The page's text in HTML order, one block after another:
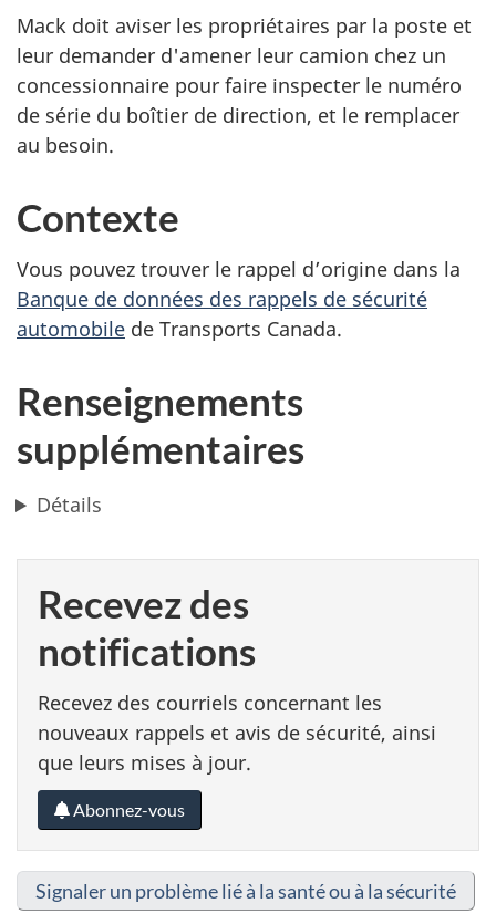
Mack doit aviser les propriétaires par la poste et
leur demander d'amener leur camion chez un
concessionnaire pour faire inspecter le numéro
de série du boîtier de direction, et le remplacer
au besoin.
Contexte
Vous pouvez trouver le rappel d’origine dans la
Banque de données des rappels de sécurité
automobile de Transports Canada.
Renseignements
supplémentaires
Détails
Recevez des
notifications
Recevez des courriels concernant les
nouveaux rappels et avis de sécurité, ainsi
que leurs mises à jour.
Abonnez-vous
Signaler un problème lié à la santé ou à la sécurité